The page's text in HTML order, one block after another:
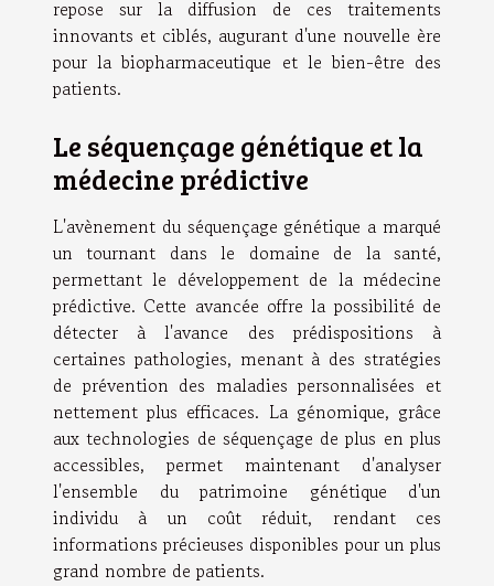
repose sur la diffusion de ces traitements
innovants et ciblés, augurant d'une nouvelle ère
pour la biopharmaceutique et le bien-être des
patients.
Le séquençage génétique et la
médecine prédictive
L'avènement du séquençage génétique a marqué
un tournant dans le domaine de la santé,
permettant le développement de la médecine
prédictive. Cette avancée offre la possibilité de
détecter à l'avance des prédispositions à
certaines pathologies, menant à des stratégies
de prévention des maladies personnalisées et
nettement plus efficaces. La génomique, grâce
aux technologies de séquençage de plus en plus
accessibles, permet maintenant d'analyser
l'ensemble du patrimoine génétique d'un
individu à un coût réduit, rendant ces
informations précieuses disponibles pour un plus
grand nombre de patients.